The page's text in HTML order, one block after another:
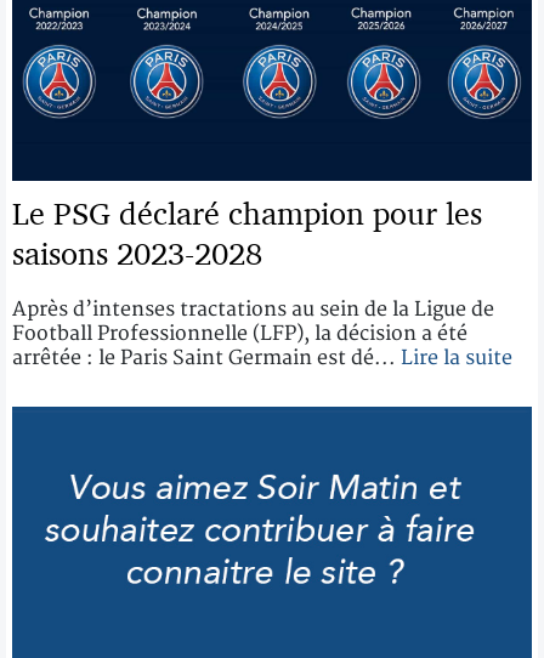
Le PSG déclaré champion pour les
saisons 2023-2028
Après d’intenses tractations au sein de la Ligue de
Football Professionnelle (LFP), la décision a été
arrêtée : le Paris Saint Germain est dé... Lire la suite